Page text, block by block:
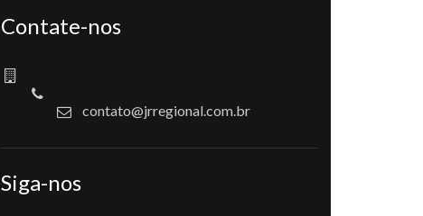
Contate-nos
contato@jrregional.com.br
Siga-nos